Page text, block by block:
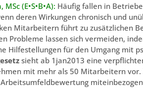
(E•S•B•A): Häufig fallen in
deren Wirkungen chronisch und
Mitarbeitern führt zu zusätzlichen
Probleme lassen sich vermeiden,
Hilfestellungen für den Umgang mit
sieht ab 1jan2013 eine
mit mehr als 50 Mitarbeitern